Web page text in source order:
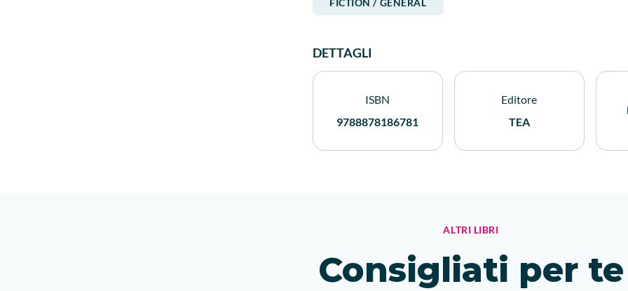
FICTION / GENERAL
DETTAGLI
ISBN
9788878186781
Editore
TEA
ALTRI LIBRI
Consigliati per te